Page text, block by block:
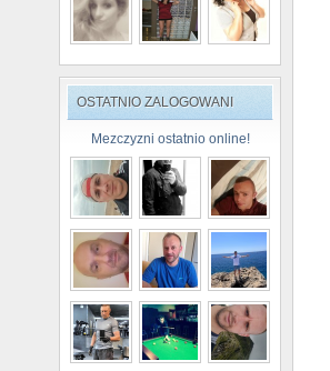
OSTATNIO ZALOGOWANI
Mezczyzni ostatnio online!